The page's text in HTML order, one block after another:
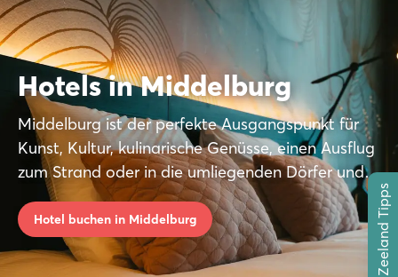
Hotels in Middelburg
Middelburg ist der perfekte Ausgangspunkt für
Kunst, Kultur, kulinarische Genüsse, einen Ausflug
zum Strand oder in die umliegenden Dörfer und
Seebäder. Hier findet ihr die schönsten
Übernachtungsmöglichkeiten.
Hotel buchen in Middelburg Zeeland Tipps